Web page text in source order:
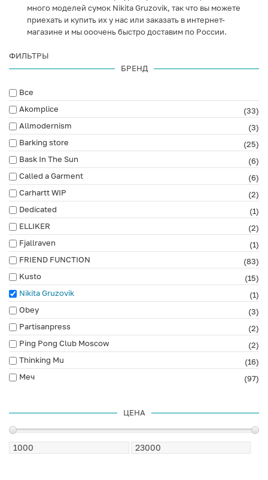
много моделей сумок Nikita Gruzovik, так что вы можете
приехать и купить их у нас или заказать в интернет-
магазине и мы ооочень быстро доставим по России.
ФИЛЬТРЫ
БРЕНД
Все
Akomplice
(33)
Allmodernism
(3)
Barking store
(25)
Bask In The Sun
(6)
Called a Garment
(6)
Carhartt WIP
(2)
Dedicated
(1)
ELLIKER
(2)
Fjallraven
(1)
FRIEND FUNCTION
(83)
Kusto
(15)
Nikita Gruzovik
(1)
Obey
(3)
Partisanpress
(2)
Ping Pong Club Moscow
(2)
Thinking Mu
(16)
Меч
(97)
ЦЕНА